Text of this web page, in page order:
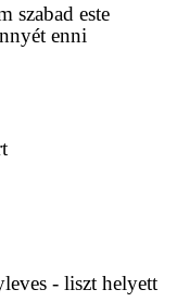
szabad este
enni
- liszt helyett